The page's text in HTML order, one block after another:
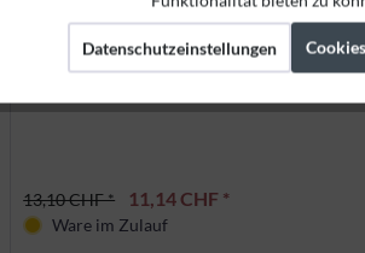
Ø25mm
13,10 CHF * 11,14 CHF *
Ware im Zulauf
MarketingDatenschutzeinstellungen